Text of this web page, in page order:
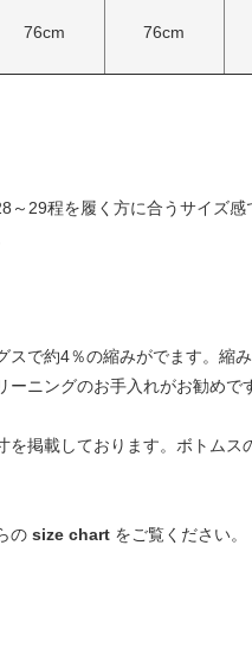
76cm 76cm
～29程を履く方に合うサイズ
スで約4％の縮みがでます。
ーニングのお手入れがお勧めで
を掲載しております。ボトム
の size chart をご覧ください。